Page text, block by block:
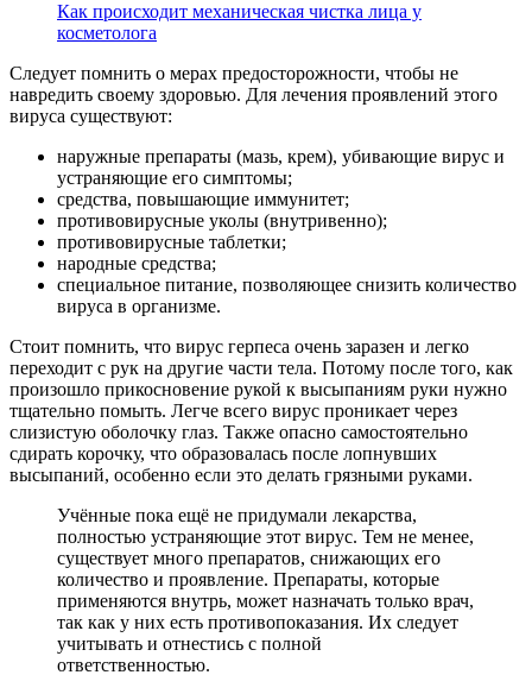
Как происходит механическая чистка лица у
косметолога
Следует помнить о мерах предосторожности, чтобы не
навредить своему здоровью. Для лечения проявлений этого
вируса существуют:
наружные препараты (мазь, крем), убивающие вирус и
устраняющие его симптомы;
средства, повышающие иммунитет;
противовирусные уколы (внутривенно);
противовирусные таблетки;
народные средства;
специальное питание, позволяющее снизить количество
вируса в организме.
Стоит помнить, что вирус герпеса очень заразен и легко
переходит с рук на другие части тела. Потому после того, как
произошло прикосновение рукой к высыпаниям руки нужно
тщательно помыть. Легче всего вирус проникает через
слизистую оболочку глаз. Также опасно самостоятельно
сдирать корочку, что образовалась после лопнувших
высыпаний, особенно если это делать грязными руками.
Учённые пока ещё не придумали лекарства,
полностью устраняющие этот вирус. Тем не менее,
существует много препаратов, снижающих его
количество и проявление. Препараты, которые
применяются внутрь, может назначать только врач,
так как у них есть противопоказания. Их следует
учитывать и отнестись с полной
ответственностью.